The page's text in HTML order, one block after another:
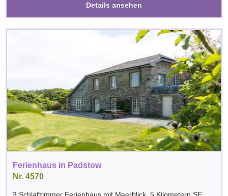
Details ansehen
Ferienhaus in Padstow
Nr. 4570
3 Schlafzimmer Ferienhaus mit Meerblick. 5 Kilometern SE